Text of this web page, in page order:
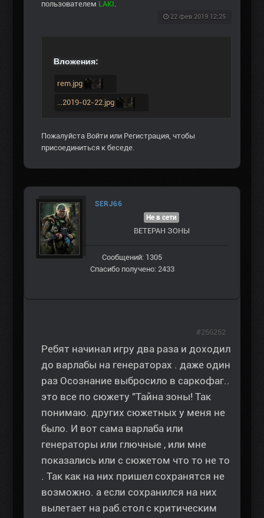
пользователем LAKI
22 фев 2019 12:25
Вложения:
rem.jpg
...2019-02-22.jpg
Пожалуйста Войти или Регистрация , чтобы
присоединиться к беседе.
SERJ66
Не в сети
ВЕТЕРАН ЗOНЫ
Сообщений: 1305
Спасибо получено: 2433
Ребят начинал игру два раза и доходил
до варлабы на генераторах . даже один
раз Осознание выбросило в саркофаг..
это все по сюжету "Тайна зоны! Так
понимаю. других сюжетных у меня не
было. И вот сама варлаба или
генераторы или глючные , или мне
показались или с сюжетом что то не то
. Так как на них пришел сохранятся не
возможно. а если сохранился на них
вылетает на раб.стол с критическим
#256252